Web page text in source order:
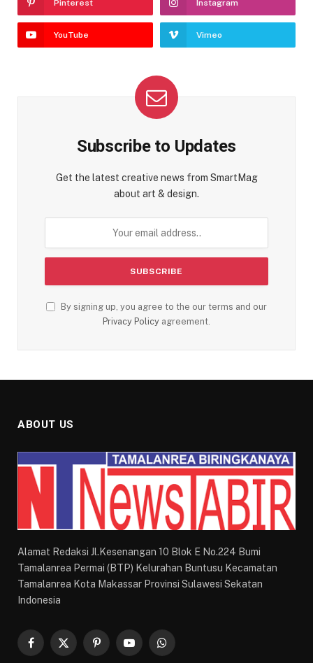
Pinterest Instagram
YouTube Vimeo
Subscribe to Updates
Get the latest creative news from SmartMag
about art & design.
By signing up, you agree to the our terms and our
Privacy Policy agreement.
ABOUT US
Alamat Redaksi Jl.Kesenangan 10 Blok E No.224 Bumi
Tamalanrea Permai (BTP) Kelurahan Buntusu Kecamatan
Tamalanrea Kota Makassar Provinsi Sulawesi Sekatan
Indonesia
Facebook
X
PinterestYouTubeWhatsApp